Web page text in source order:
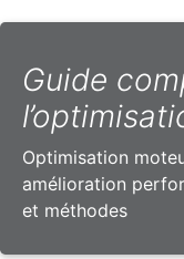
Guide
Optimisation
amélioration
et méthodes